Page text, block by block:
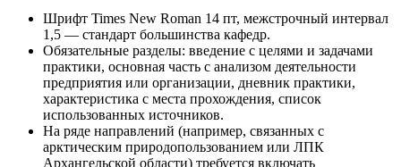
Шрифт Times New Roman 14 пт, межстрочный интервал
1,5 — стандарт большинства кафедр.
Обязательные разделы: введение с целями и задачами
практики, основная часть с анализом деятельности
предприятия или организации, дневник практики,
характеристика с места прохождения, список
использованных источников.
На ряде направлений (например, связанных с
арктическим природопользованием или ЛПК
Архангельской области) требуется включать